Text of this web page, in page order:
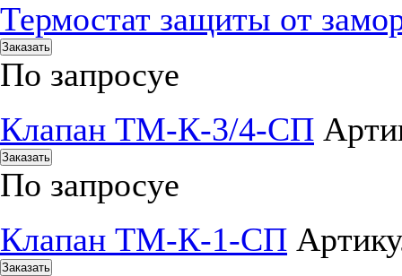
Термостат защиты от
Заказать
По запросуе
Клапан ТМ-К-3/4-СП
Заказать
По запросуе
Клапан ТМ-К-1-СП
Заказать